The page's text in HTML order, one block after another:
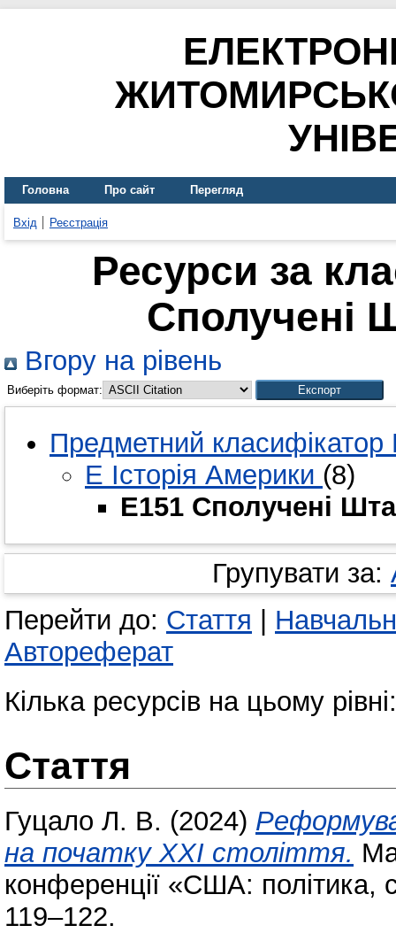
Головна Про сайт Перегляд
Вхід Реєстрація
Ресурси за
Сполучені
Вгору на рівень
Виберіть формат:
Предметний
E Історія Америки (8)
E151 Сполучені
Групувати за:
Перейти до: Стаття
Автореферат
Кілька ресурсів на цьому
Стаття
Гуцало Л. В. (2024)
на початку ХХІ століття.
конференції «США: політика,
119–122.